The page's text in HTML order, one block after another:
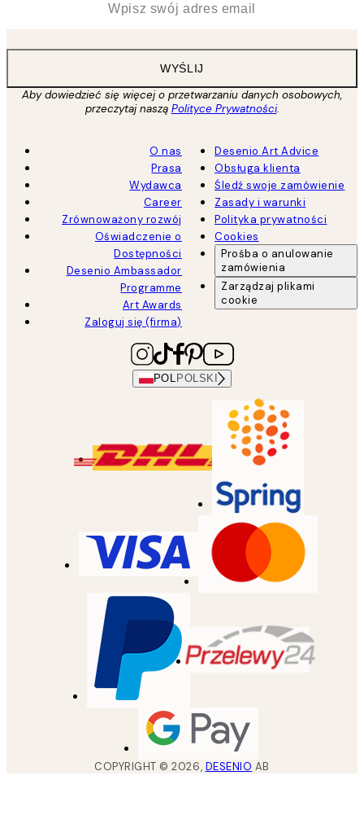
WYŚLIJ
Aby dowiedzieć się więcej o przetwarzaniu danych osobowych,
przeczytaj naszą Polityce Prywatności.
O nas
Prasa
Wydawca
Career
Zrównoważony rozwój
Oświadczenie o
Dostępności
Desenio Ambassador
Programme
Art Awards
Zaloguj się (firma)
Desenio Art Advice
Obsługa klienta
Śledź swoje zamówienie
Zasady i warunki
Polityka prywatności
Cookies
Prośba o anulowanie
zamówienia
Zarządzaj plikami
cookie
POL POLSKI
COPYRIGHT ©2026, DESENIO AB